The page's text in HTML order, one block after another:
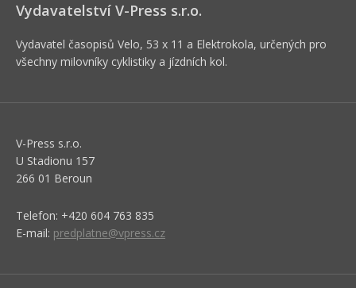
Vydavatelství V-Press s.r.o.
Vydavatel časopisů Velo, 53 x 11 a Elektrokola, určených pro
všechny milovníky cyklistiky a jízdních kol.
V-Press s.r.o.
U Stadionu 157
266 01 Beroun
Telefon: +420 604 763 835
E-mail: predplatne@vpress.cz